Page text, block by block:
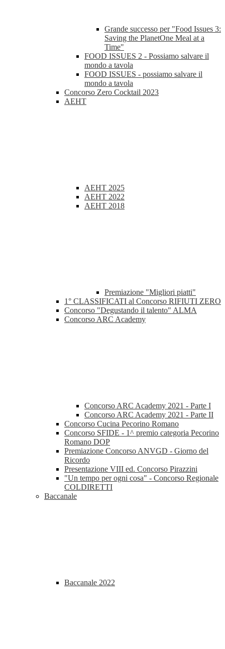
Grande successo per "Food Issues 3:
Saving the PlanetOne Meal at a
Time"
FOOD ISSUES 2 - Possiamo salvare il
mondo a tavola
FOOD ISSUES - possiamo salvare il
mondo a tavola
Concorso Zero Cocktail 2023
AEHT
AEHT 2025
AEHT 2022
AEHT 2018
Premiazione "Migliori piatti"
1° CLASSIFICATI al Concorso RIFIUTI ZERO
Concorso "Degustando il talento" ALMA
Concorso ARC Academy
Concorso ARC Academy 2021 - Parte I
Concorso ARC Academy 2021 - Parte II
Concorso Cucina Pecorino Romano
Concorso SFIDE - 1^ premio categoria Pecorino
Romano DOP
Premiazione Concorso ANVGD - Giorno del
Ricordo
Presentazione VIII ed. Concorso Pirazzini
"Un tempo per ogni cosa" - Concorso Regionale
COLDIRETTI
Baccanale
Baccanale 2022